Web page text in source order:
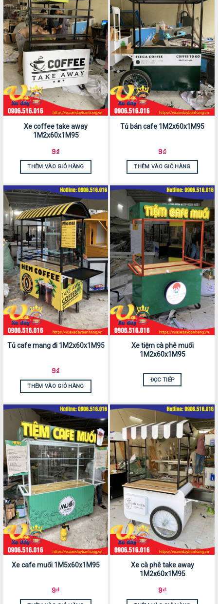
Xe coffee take away
1M2x60x1M95
9₫
THÊM VÀO GIỎ HÀNG
Tủ bán cafe 1M2x60x1M95
9₫
THÊM VÀO GIỎ HÀNG
Tủ cafe mang đi 1M2x60x1M95
9₫
THÊM VÀO GIỎ HÀNG
Xe tiệm cà phê muối
1M2x60x1M95
ĐỌC TIẾP
Xe cafe muối 1M5x60x1M95
9₫
Xe cà phê take away
1M2x60x1M95
9₫